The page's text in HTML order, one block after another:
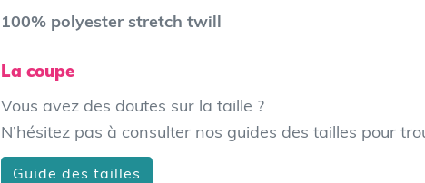
100% polyester stretch twill
La coupe
Vous avez des doutes sur la taille ?
N’hésitez pas à consulter nos guides des tailles pour
Guide des tailles